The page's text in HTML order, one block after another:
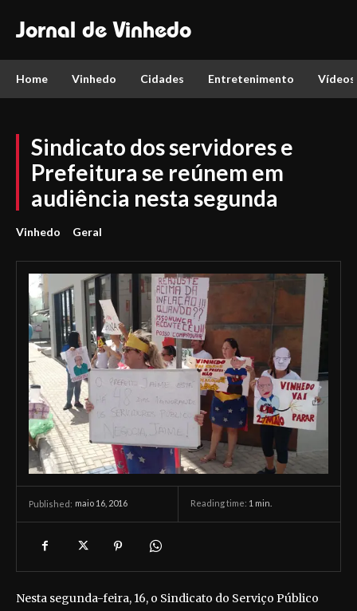
Jornal de Vinhedo
Home Vinhedo Cidades Entretenimento Vídeos
Sindicato dos servidores e
Prefeitura se reúnem em
audiência nesta segunda
Vinhedo Geral
Published: maio 16, 2016 Reading time: 1 min.
Nesta segunda-feira, 16, o Sindicato do Serviço Público